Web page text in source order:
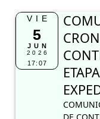
DE
JUE
CCD